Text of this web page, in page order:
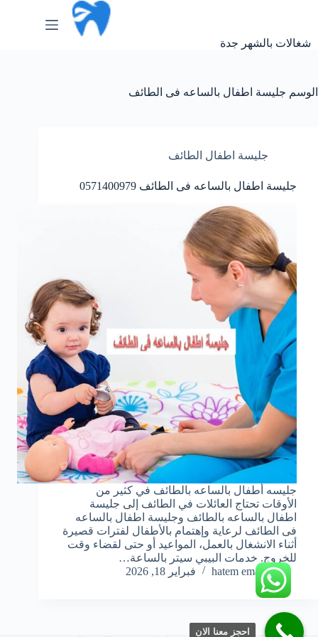
شغالات بالشهر جدة
الوسم جليسة اطفال بالساعه فى الطائف
جليسة اطفال الطائف
جليسة اطفال بالساعه فى الطائف 0571400979
جليسه أطفال بالساعه بالطائف في كثير من
الأوقات تحتاج العائلات في الطائف إلى جليسة
اطفال بالساعه بالطائف وجليسة اطفال بالساعه
فى الطائف لرعاية وإهتمام بالأطفال لفترات قصيرة
أثناء الانشغال بالعمل، المواعيد أو حتى لقضاء وقت
للخروج. خدمات البيبي سيتر بالساعة…
hatem emara
فبراير 18, 2026
احجز معنا الان